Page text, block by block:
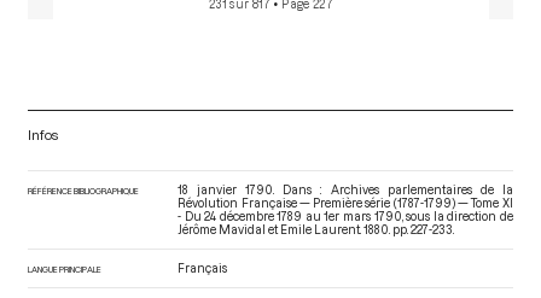
231 sur 817 • Page 227
Infos
RÉFÉRENCE BIBLIOGRAPHIQUE
18 janvier 1790. Dans : Archives parlementaires de la
Révolution Française — Première série (1787-1799) — Tome XI
- Du 24 décembre 1789 au 1er mars 1790 , sous la direction de
Jérôme Mavidal et Emile Laurent. 1880. pp. 227-233.
LANGUE PRINCIPALE Français